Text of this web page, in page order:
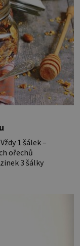
ořechů
3 šálky